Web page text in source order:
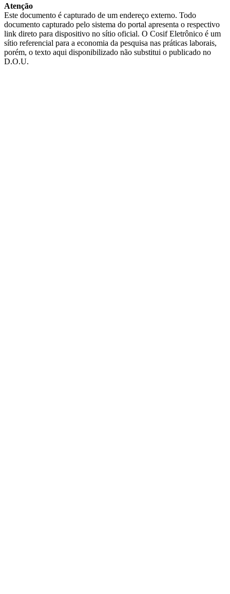
Atenção
Este documento é capturado de um endereço externo. Todo
documento capturado pelo sistema do portal apresenta o respectivo
link direto para dispositivo no sítio oficial. O Cosif Eletrônico é um
sítio referencial para a economia da pesquisa nas práticas laborais,
porém, o texto aqui disponibilizado não substitui o publicado no
D.O.U.